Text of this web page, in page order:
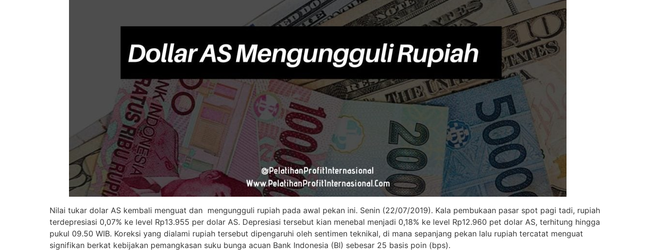
Nilai tukar dolar AS kembali menguat dan mengungguli rupiah pada awal pekan ini. Senin (22/07/2019). Kala pembukaan pasar spot pagi tadi, rupiah
terdepresiasi 0,07% ke level Rp13.955 per dolar AS. Depresiasi tersebut kian menebal menjadi 0,18% ke level Rp12.960 pet dolar AS, terhitung hingga
pukul 09.50 WIB. Koreksi yang dialami rupiah tersebut dipengaruhi oleh sentimen teknikal, di mana sepanjang pekan lalu rupiah tercatat menguat
signifikan berkat kebijakan pemangkasan suku bunga acuan Bank Indonesia (BI) sebesar 25 basis poin (bps).